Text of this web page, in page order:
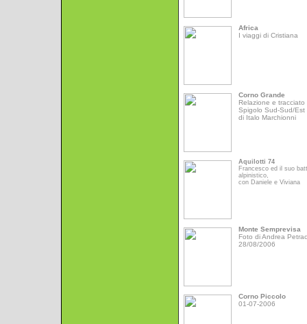
Africa
I viaggi di Cristiana
Corno Grande
Relazione e tracciato
Spigolo Sud-Sud/Est
di Italo Marchionni
Aquilotti 74
Francesco ed il suo
alpinistico,
con Daniele e Viviana
Monte Semprevisa
Foto di Andrea
28/08/2006
Corno Piccolo
01-07-2006